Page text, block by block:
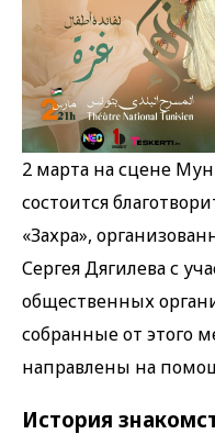
2 марта на сцене
состоится
«Захра»,
Сергея Дягилева с
общественных
собранные от этого
направлены на
История